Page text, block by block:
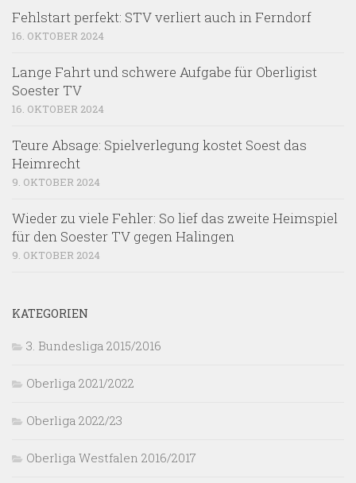
Fehlstart perfekt: STV verliert auch in Ferndorf
16. OKTOBER 2024
Lange Fahrt und schwere Aufgabe für Oberligist
Soester TV
16. OKTOBER 2024
Teure Absage: Spielverlegung kostet Soest das
Heimrecht
9. OKTOBER 2024
Wieder zu viele Fehler: So lief das zweite Heimspiel
für den Soester TV gegen Halingen
9. OKTOBER 2024
KATEGORIEN
3. Bundesliga 2015/2016
Oberliga 2021/2022
Oberliga 2022/23
Oberliga Westfalen 2016/2017